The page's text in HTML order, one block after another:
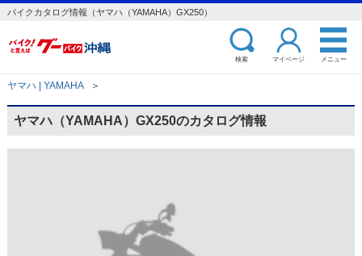
バイクカタログ情報（ヤマハ（YAMAHA）GX250）
検索 マイページ メニュー
ヤマハ | YAMAHA ＞
ヤマハ（YAMAHA）GX250のカタログ情報